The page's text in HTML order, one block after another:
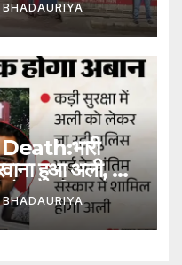
BHADAURIYA
हुआ अली, भाई
शामिल –
Ali
Amidst